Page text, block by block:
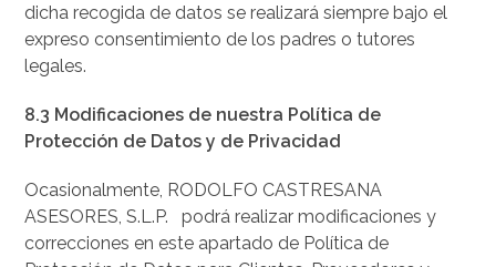
dicha recogida de datos se realizará siempre bajo el
expreso consentimiento de los padres o tutores
legales.
8.3 Modificaciones de nuestra Política de
Protección de Datos y de Privacidad
Ocasionalmente, RODOLFO CASTRESANA
ASESORES, S.L.P. podrá realizar modificaciones y
correcciones en este apartado de Política de